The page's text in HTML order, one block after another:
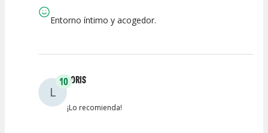
Espectáculo
Entorno íntimo y acogedor.
L
10LORIS
¡Lo recomienda!